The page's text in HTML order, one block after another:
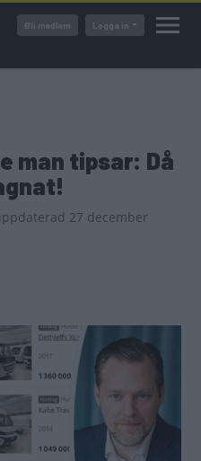
Bli medlem Logga in
man tipsar: Då
27 december